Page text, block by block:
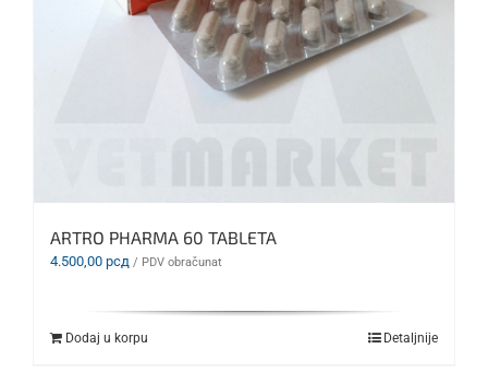
ARTRO PHARMA 60 TABLETA
4.500,00 рсд / PDV obračunat
Dodaj u korpu Detaljnije